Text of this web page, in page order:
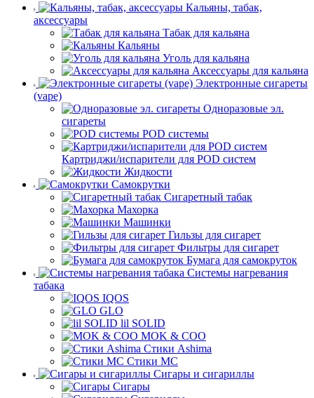
Кальяны, табак,
аксессуары
Табак для кальяна
Кальяны
Уголь для кальяна
Аксессуары для кальяна
Электронные сигареты
(vape)
Одноразовые эл.
сигареты
POD системы
Картриджи/испарители для POD систем
Жидкости
Самокрутки
Сигаретный табак
Махорка
Машинки
Гильзы для сигарет
Фильтры для сигарет
Бумага для самокруток
Системы нагревания
табака
IQOS
GLO
lil SOLID
MOK & COO
Стики Ashima
Стики MC
Сигары и сигариллы
Сигары